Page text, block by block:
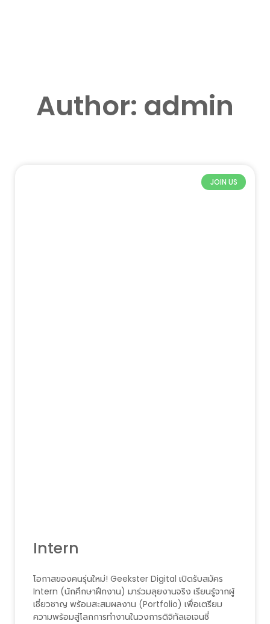
Author: admin
JOIN US
Intern
โอกาสของคนรุ่นใหม่! Geekster Digital เปิดรับสมัคร
Intern (นักศึกษาฝึกงาน) มาร่วมลุยงานจริง เรียนรู้จากผู้
เชี่ยวชาญ พร้อมสะสมผลงาน (Portfolio) เพื่อเตรียม
ความพร้อมสู่โลกการทำงานในวงการดิจิทัลเอเจนซี่